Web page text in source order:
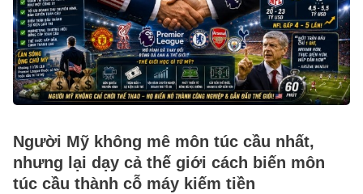
Người Mỹ không mê môn túc cầu nhất,
nhưng lại dạy cả thế giới cách biến môn
túc cầu thành cỗ máy kiếm tiền